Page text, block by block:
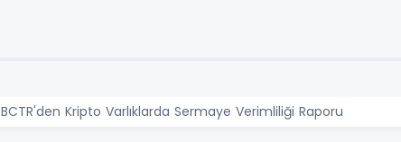
BCTR'den Kripto Varlıklarda Sermaye Verimliliği Raporu